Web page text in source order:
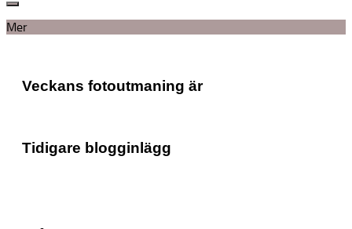
Mer
Veckans fotoutmaning är
Tidigare blogginlägg